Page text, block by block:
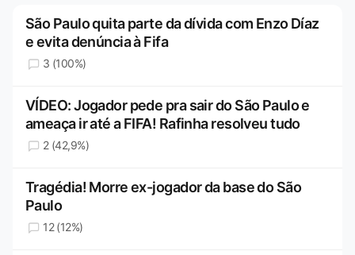
São Paulo quita parte da dívida com Enzo Díaz
e evita denúncia à Fifa
3 (100%)
VÍDEO: Jogador pede pra sair do São Paulo e
ameaça ir até a FIFA! Rafinha resolveu tudo
2 (42,9%)
Tragédia! Morre ex-jogador da base do São
Paulo
12 (12%)